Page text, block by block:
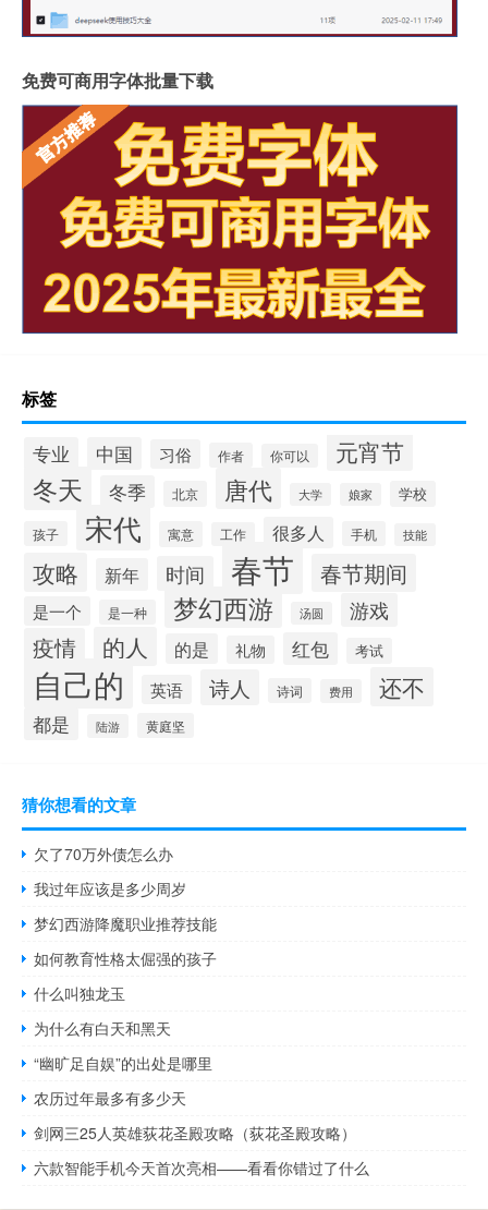
免费可商用字体批量下载
标签
专业 中国 习俗 作者 你可以 元宵节
冬天 冬季 北京 唐代 大学 娘家 学校
孩子 宋代 寓意 工作 很多人 手机 技能
攻略 新年 时间 春节 春节期间
是一个 是一种 梦幻西游 汤圆 游戏
疫情 的人 的是 礼物 红包 考试
自己的 英语 诗人 诗词 费用 还不
都是 陆游 黄庭坚
猜你想看的文章
欠了70万外债怎么办
我过年应该是多少周岁
梦幻西游降魔职业推荐技能
如何教育性格太倔强的孩子
什么叫独龙玉
为什么有白天和黑天
“幽旷足自娱”的出处是哪里
农历过年最多有多少天
剑网三25人英雄荻花圣殿攻略（荻花圣殿攻略）
六款智能手机今天首次亮相——看看你错过了什么